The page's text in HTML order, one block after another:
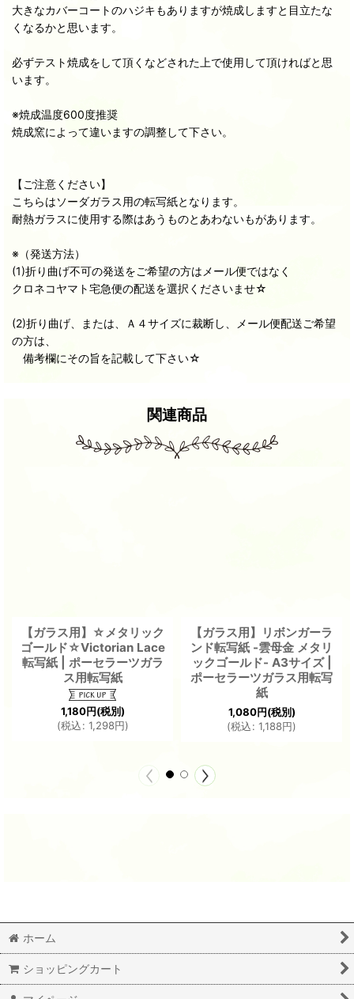
大きなカバーコートのハジキもありますが焼成しますと目立たな
くなるかと思います。
必ずテスト焼成をして頂くなどされた上で使用して頂ければと思
います。
※焼成温度600度推奨
焼成窯によって違いますの調整して下さい。
【ご注意ください】
こちらはソーダガラス用の転写紙となります。
耐熱ガラスに使用する際はあうものとあわないもがあります。
※（発送方法）
(1)折り曲げ不可の発送をご希望の方はメール便ではなく
クロネコヤマト宅急便の配送を選択くださいませ☆
(2)折り曲げ、または、Ａ４サイズに裁断し、メール便配送ご希望
の方は、
備考欄にその旨を記載して下さい☆
関連商品
【ガラス用】☆メタリック
ゴールド☆Victorian Lace
転写紙 | ポーセラーツガラ
ス用転写紙
1,180円(税別)
(税込: 1,298円)
【ガラス用】リボンガーラ
ンド転写紙 -雲母金 メタリ
ックゴールド- A3サイズ |
ポーセラーツガラス用転写
紙
1,080円(税別)
(税込: 1,188円)
ホーム
ショッピングカート